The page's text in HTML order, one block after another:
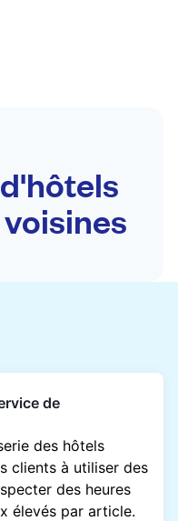
de
des hôtels
clients à utiliser des
des heures
élevés par article.